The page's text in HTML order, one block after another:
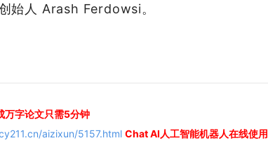
始人 Arash Ferdowsi。
万字论文只需5分钟
aizixun/5157.html Chat AI人工智能机器人在线使用